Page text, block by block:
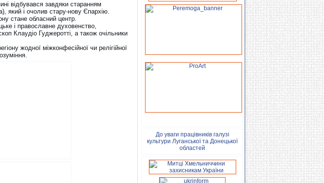
відбувався завдяки старанням
який і очолив стару-нову Єпархію.
стане обласний центр.
і православне духовенство,
Клаудіо Гуджеротті, а також очільники
жодної міжконфесійної чи релігійної
До уваги працівників галузі
культури Луганської та Донецької
областей